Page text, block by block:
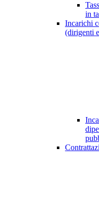
in
Incarichi
(dirigenti